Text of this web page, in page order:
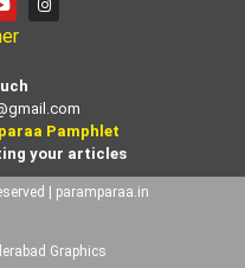
Pamphlet
your articles
| paramparaa.in
Graphics